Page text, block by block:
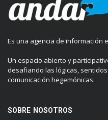
Es una agencia de información
Un espacio abierto y
desafiando las lógicas,
comunicación hegemónicas.
SOBRE NOSOTROS